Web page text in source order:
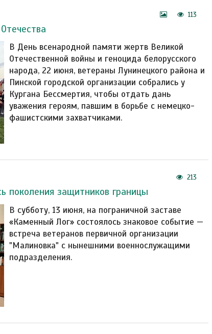
113
В День всенародной памяти жертв Великой
Отечественной войны и геноцида белорусского
народа, 22 июня, ветераны Лунинецкого района и
Пинской городской организации собрались у
Кургана Бессмертия, чтобы отдать дань
уважения героям, павшим в борьбе с немецко-
фашистскими захватчиками.
213
поколения защитников границы
В субботу, 13 июня, на пограничной заставе
«Каменный Лог» состоялось знаковое событие —
встреча ветеранов первичной организации
"Малиновка" с нынешними военнослужащими
подразделения.